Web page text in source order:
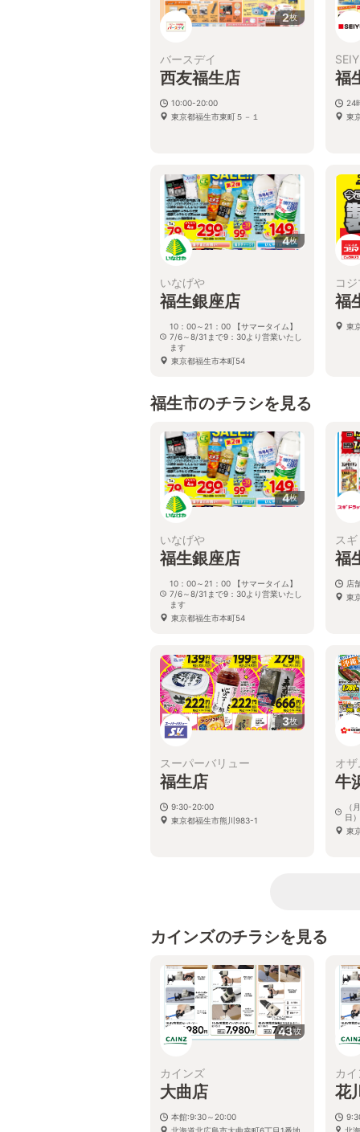
2枚
バースデイ
西友福生店
10:00-20:00
東京都福生市東町５－１
福
24
東
4枚
いなげや
福生銀座店
10：00～21：00 【サマータイム】
7/6～8/31まで9：30より営業いたし
ます
東京都福生市本町54
コ
福
東
福生市のチラシを見る
4枚
いなげや
福生銀座店
10：00～21：00 【サマータイム】
7/6～8/31まで9：30より営業いたし
ます
東京都福生市本町54
ス
福
店
東
3枚
スーパーバリュー
福生店
9:30-20:00
東京都福生市熊川983-1
オ
牛
（
日
東
カインズのチラシを見る
43枚
カインズ
大曲店
本館:9:30～20:00
北海道北広島市大曲幸町6丁目1番地
カ
花
北